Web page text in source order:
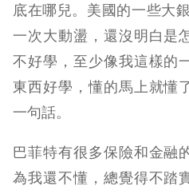
底在哪兒。美國的一些大
一次大動盪，還沒明白是
不好學，至少像我這樣的
東西好學，懂的馬上就懂
一句話。
巴菲特有很多保險和金融
為我還不懂，總覺得不踏